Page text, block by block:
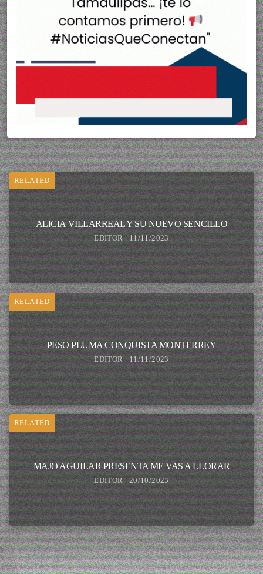
RELATED
ALICIA VILLARREAL Y SU NUEVO SENCILLO
EDITOR | 11/11/2023
RELATED
PESO PLUMA CONQUISTA MONTERREY
EDITOR | 11/11/2023
RELATED
MAJO AGUILAR PRESENTA ME VAS A LLORAR
EDITOR | 20/10/2023